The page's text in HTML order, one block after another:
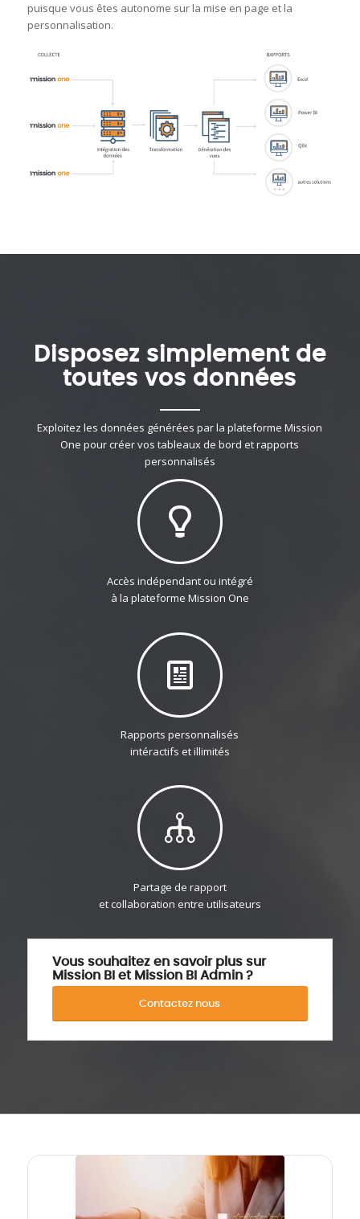
puisque vous êtes autonome sur la mise en page et la
personnalisation.
Disposez simplement de
toutes vos données
Exploitez les données générées par la plateforme Mission
One pour créer vos tableaux de bord et rapports
personnalisés
Accès indépendant ou intégré
à la plateforme Mission One
Rapports personnalisés
intéractifs et illimités
Partage de rapport
et collaboration entre utilisateurs
Vous souhaitez en savoir plus sur
Mission BI et Mission BI Admin ?
Contactez nous